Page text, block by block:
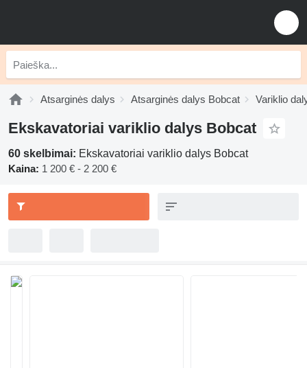
Atsarginės dalys Atsarginės dalys Bobcat Variklio
Ekskavatoriai variklio dalys Bobcat
60 skelbimai: Ekskavatoriai variklio dalys Bobcat
Kaina: 1 200 € - 2 200 €